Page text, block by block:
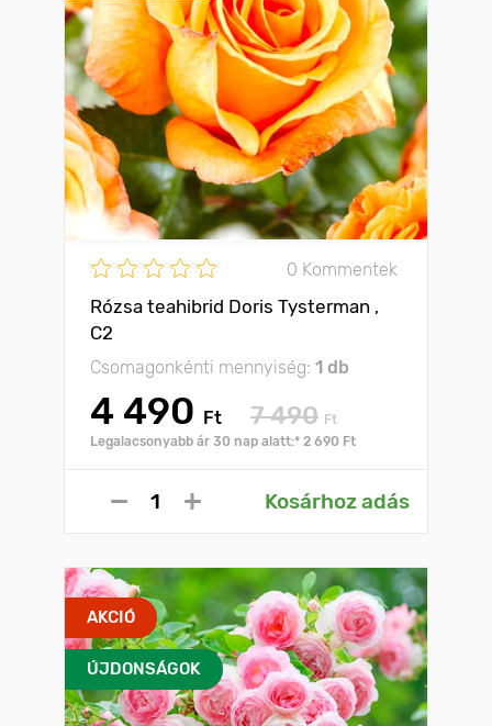
0 Kommentek
Rózsa teahibrid Doris Tysterman ,
C2
Csomagonkénti mennyiség: 1 db
4 490 Ft 7 490 Ft
Legalacsonyabb ár 30 nap alatt:* 2 690 Ft
Kosárhoz adás
AKCIÓ
ÚJDONSÁGOK